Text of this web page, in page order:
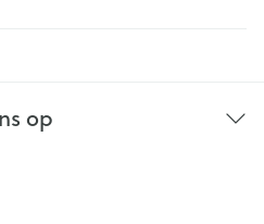
op